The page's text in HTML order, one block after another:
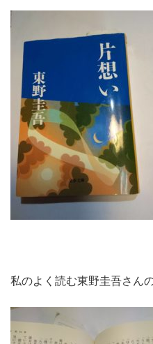
私のよく読む東野圭吾さん